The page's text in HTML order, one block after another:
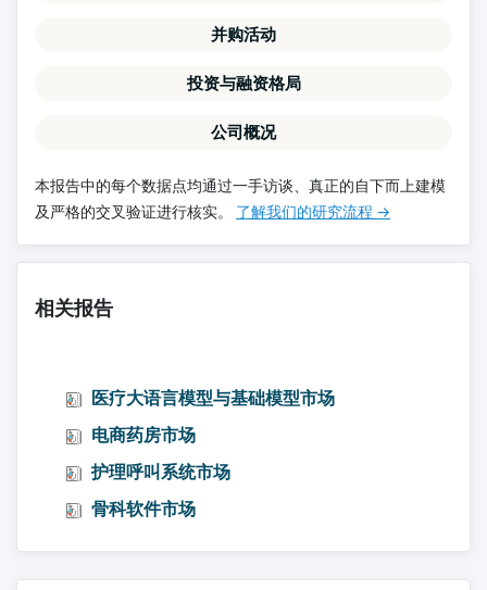
并购活动
投资与融资格局
公司概况
本报告中的每个数据点均通过一手访谈、真正的自下而上建模
及严格的交叉验证进行核实。 了解我们的研究流程 →
相关报告
医疗大语言模型与基础模型市场
电商药房市场
护理呼叫系统市场
骨科软件市场